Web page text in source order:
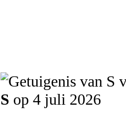
S op 4 juli 2026